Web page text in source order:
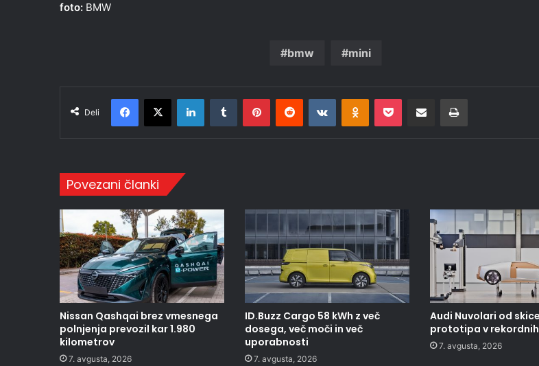
foto: BMW
bmw mini
Deli
Facebook
X LinkedInTumblr PinterestReddit VKontakteOdnoklassniki
Pocket Deli po epošti Natisni
Povezani članki
Nissan Qashqai brez vmesnega
polnjenja prevozil kar 1.980
kilometrov
7. avgusta, 2026
ID.Buzz Cargo 58 kWh z več
dosega, več moči in več
uporabnosti
7. avgusta, 2026
Audi Nuvolari od
prototipa v
7. avgusta, 2026